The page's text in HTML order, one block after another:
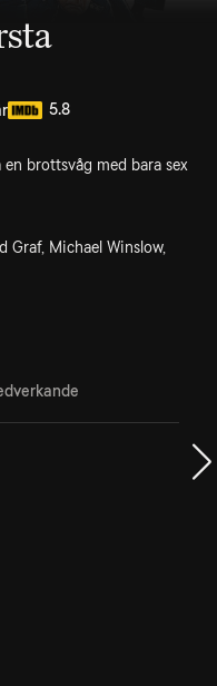
5.8
brottsvåg med bara sex
Graf, Michael Winslow,